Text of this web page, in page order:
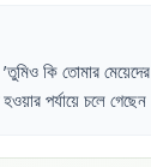
'তুমিওকিতোমারমেয়েদের
হওয়ারপর্যায়েচলেগেছেন